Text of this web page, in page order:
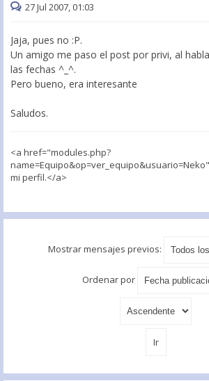
27 Jul 2007, 01:03
Jaja, pues no :P.
Un amigo me paso el post por privi, al
las fechas ^_^.
Pero bueno, era interesante
Saludos.
<a href="modules.php?
mi perfil.</a>
Mostrar mensajes previos:
Ordenar por